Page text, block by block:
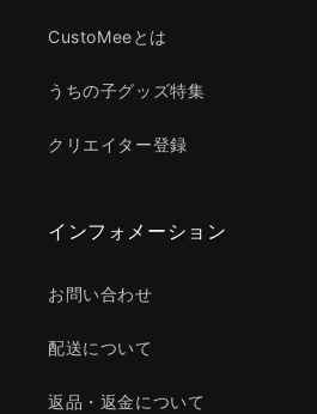
CustoMeeとは
うちの子グッズ特集
クリエイター登録
インフォメーション
お問い合わせ
配送について
返品・返金について